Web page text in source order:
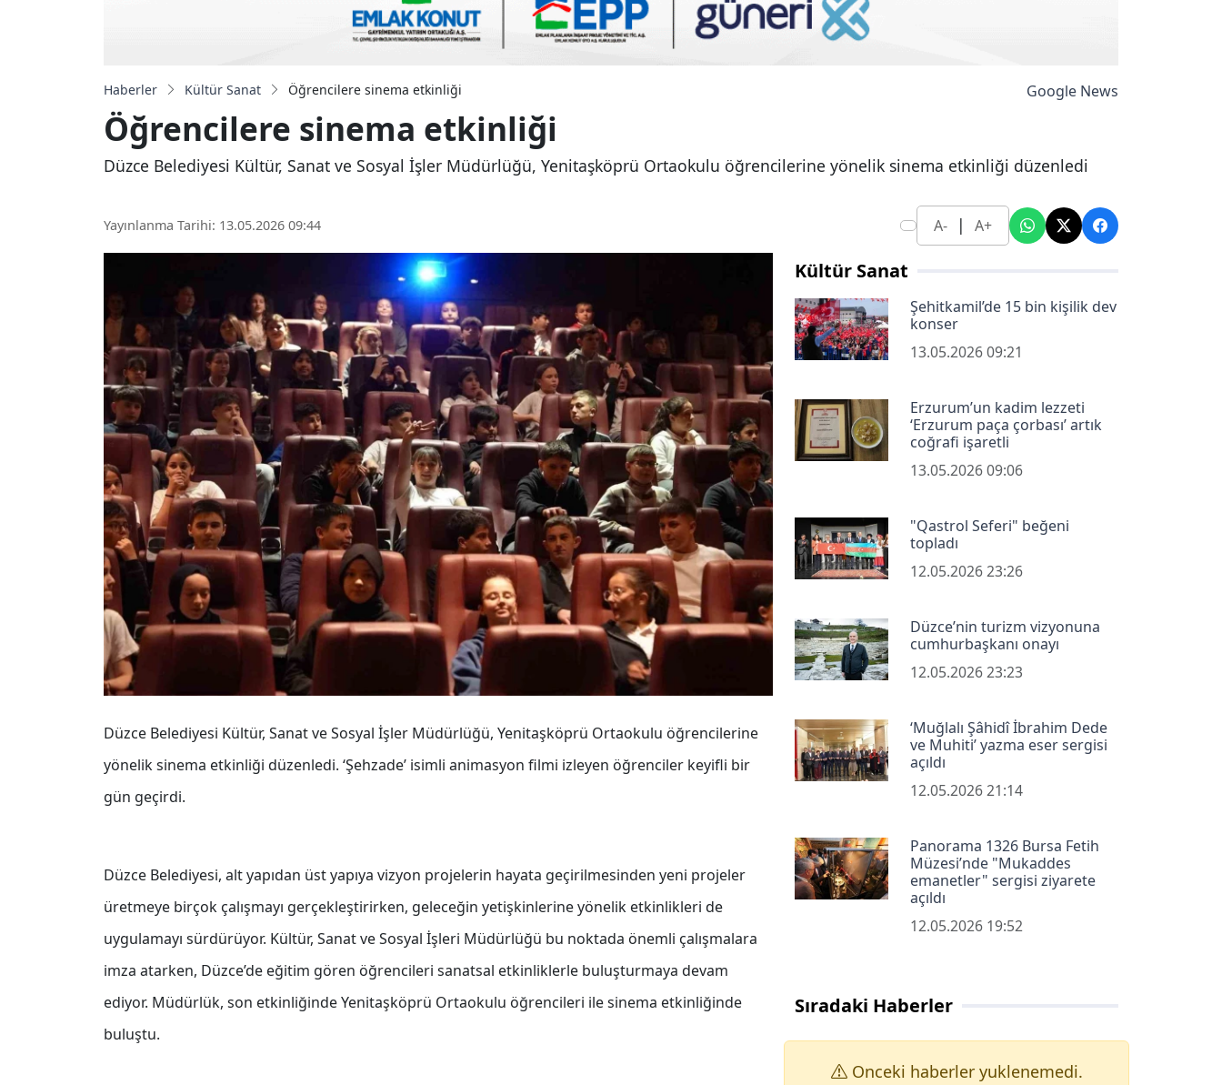
Haberler Kültür Sanat Öğrencilere sinema etkinliği Google News
Öğrencilere sinema etkinliği
Düzce Belediyesi Kültür, Sanat ve Sosyal İşler Müdürlüğü, Yenitaşköprü Ortaokulu öğrencilerine yönelik sinema etkinliği düzenledi
Yayınlanma Tarihi: 13.05.2026 09:44 A- | A+
Düzce Belediyesi Kültür, Sanat ve Sosyal İşler Müdürlüğü, Yenitaşköprü Ortaokulu öğrencilerine
yönelik sinema etkinliği düzenledi. ‘Şehzade’ isimli animasyon filmi izleyen öğrenciler keyifli bir
gün geçirdi.
Düzce Belediyesi, alt yapıdan üst yapıya vizyon projelerin hayata geçirilmesinden yeni projeler
üretmeye birçok çalışmayı gerçekleştirirken, geleceğin yetişkinlerine yönelik etkinlikleri de
uygulamayı sürdürüyor. Kültür, Sanat ve Sosyal İşleri Müdürlüğü bu noktada önemli çalışmalara
imza atarken, Düzce’de eğitim gören öğrencileri sanatsal etkinliklerle buluşturmaya devam
ediyor. Müdürlük, son etkinliğinde Yenitaşköprü Ortaokulu öğrencileri ile sinema etkinliğinde
buluştu.
Kültür Sanat
Şehitkamil’de 15 bin kişilik dev
konser
13.05.2026 09:21
Erzurum’un kadim lezzeti
‘Erzurum paça çorbası’ artık
coğrafi işaretli
13.05.2026 09:06
"Qastrol Seferi" beğeni
topladı
12.05.2026 23:26
Düzce’nin turizm vizyonuna
cumhurbaşkanı onayı
12.05.2026 23:23
‘Muğlalı Şâhidî İbrahim Dede
ve Muhiti’ yazma eser sergisi
açıldı
12.05.2026 21:14
Panorama 1326 Bursa Fetih
Müzesi’nde "Mukaddes
emanetler" sergisi ziyarete
açıldı
12.05.2026 19:52
Sıradaki Haberler
Onceki haberler yuklenemedi.